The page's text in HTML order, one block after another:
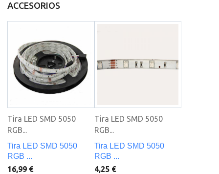
ACCESORIOS
Tira LED SMD 5050
RGB...
Tira LED SMD 5050
RGB ...
16,99 €
Tira LED SMD 5050
RGB...
Tira LED SMD 5050
RGB ...
4,25 €